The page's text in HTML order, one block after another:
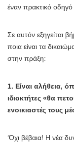
έναν πρακτικό οδηγό
Σε αυτόν εξηγείται
ποια είναι τα
στην πράξη:
1. Είναι αλήθεια,
ιδιοκτήτες «θα
ενοικιαστές τους
‘Όχι βέβαια! Η νέα